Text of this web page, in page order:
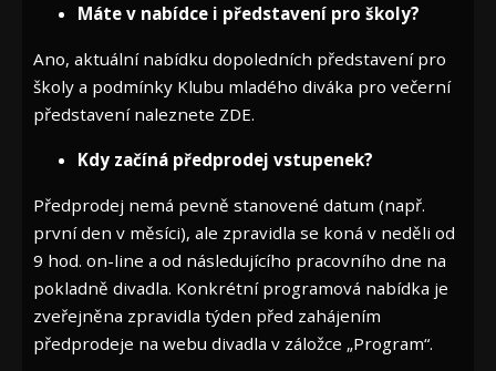
Máte v nabídce i představení pro školy?
Ano, aktuální nabídku dopoledních představení pro
školy a podmínky Klubu mladého diváka pro večerní
představení naleznete ZDE.
Kdy začíná předprodej vstupenek?
Předprodej nemá pevně stanovené datum (např.
první den v měsíci), ale zpravidla se koná v neděli od
9 hod. on-line a od následujícího pracovního dne na
pokladně divadla. Konkrétní programová nabídka je
zveřejněna zpravidla týden před zahájením
předprodeje na webu divadla v záložce „Program“.